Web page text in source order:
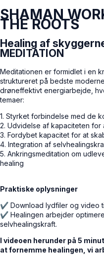
SHAMAN
THE ROOTS
Healing af
MEDITATION
Meditationen er formidlet i en
struktureret på bedste
drøneffektivt energiarbejde,
temaer:
1. Styrket forbindelse med de
2. Udvidelse af kapaciteten for
3. Fordybet kapacitet for at
4. Integration af
5. Ankringsmeditation om
healing
Praktiske oplysninger
✔ Download lydfiler og video
✔ Healingen arbejder
selvhealingskraft.
I videoen herunder på 5
at fornemme healingen, vi